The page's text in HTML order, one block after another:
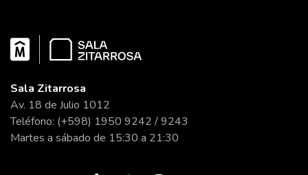
Sala Zitarrosa
Av. 18 de Julio 1012
Teléfono: (+598) 1950 9242 / 9243
Martes a sábado de 15:30 a 21:30